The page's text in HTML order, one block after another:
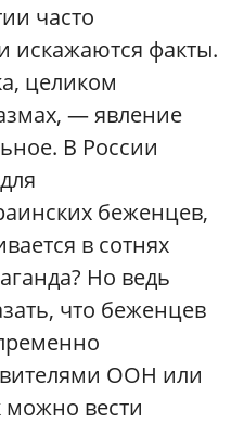
часто
искажаются факты.
целиком
— явление
В России
беженцев,
в сотнях
Но ведь
что беженцев
ООН или
можно вести